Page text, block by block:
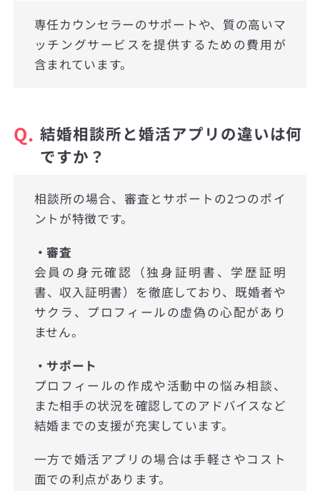
専任カウンセラーのサポートや、質の高いマ
ッチングサービスを提供するための費用が
含まれています。
Q. 結婚相談所と婚活アプリの違いは何
ですか？
相談所の場合、審査とサポートの2つのポイ
ントが特徴です。
・審査
会員の身元確認（独身証明書、学歴証明
書、収入証明書）を徹底しており、既婚者や
サクラ、プロフィールの虚偽の心配があり
ません。
・サポート
プロフィールの作成や活動中の悩み相談、
また相手の状況を確認してのアドバイスなど
結婚までの支援が充実しています。
一方で婚活アプリの場合は手軽さやコスト
面での利点があります。